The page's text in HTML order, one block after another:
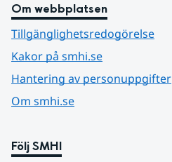
Om webbplatsen
Tillgänglighetsredogörelse
Kakor på smhi.se
Hantering av personuppgifter
Om smhi.se
Följ SMHI